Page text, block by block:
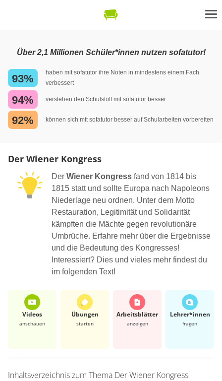
Über 2,1 Millionen Schüler*innen nutzen sofatutor!
93%
haben mit sofatutor ihre Noten in mindestens einem Fach
verbessert
94% verstehen den Schulstoff mit sofatutor besser
92% können sich mit sofatutor besser auf Schularbeiten vorbereiten
Der Wiener Kongress
Der Wiener Kongress fand von 1814 bis
1815 statt und sollte Europa nach Napoleons
Niederlage neu ordnen. Unter dem Motto
Restauration, Legitimität und Solidarität
kämpften die Mächte gegen revolutionäre
Umbrüche. Erfahre mehr über die Ergebnisse
und die Bedeutung des Kongresses!
Interessiert? Dies und vieles mehr findest du
im folgenden Text!
Videos
anschauen
Übungen
starten
Arbeits­blätter
anzeigen
Lehrer*​innen
fragen
Inhaltsverzeichnis zum Thema Der Wiener Kongress